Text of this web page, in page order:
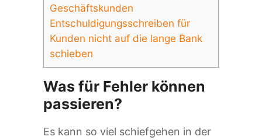
Geschäftskunden
Entschuldigungsschreiben für
Kunden nicht auf die lange Bank
schieben
Was für Fehler können
passieren?
Es kann so viel schiefgehen in der